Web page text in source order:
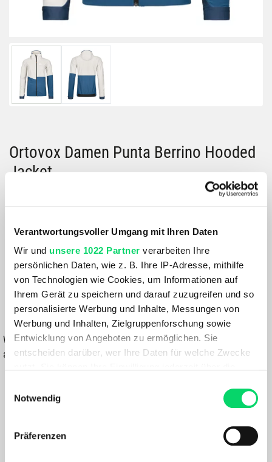
Verantwortungsvoller Umgang mit Ihren Daten
Wir und unsere 1022 Partner verarbeiten Ihre
persönlichen Daten, wie z. B. Ihre IP-Adresse, mithilfe
von Technologien wie Cookies, um Informationen auf
Ihrem Gerät zu speichern und darauf zuzugreifen und so
personalisierte Werbung und Inhalte, Messungen von
Werbung und Inhalten, Zielgruppenforschung sowie
Entwicklung von Angeboten zu ermöglichen. Sie
entscheiden darüber, wer Ihre Daten für welche Zwecke
Trigger Symbol ändern oder widerrufen
Informationen über Ihre geografische Lage
Notwendig
Präferenzen
Ortovox Damen Punta Berrino Hooded
Jacket
Farbe:
WHITE-CHALK
279,99 €
IN DEN WARENKORB
Wähle eine Variante aus, um die Verfügbarkeit in unseren Filialen
anzuzeigen
BESCHREIBUNG